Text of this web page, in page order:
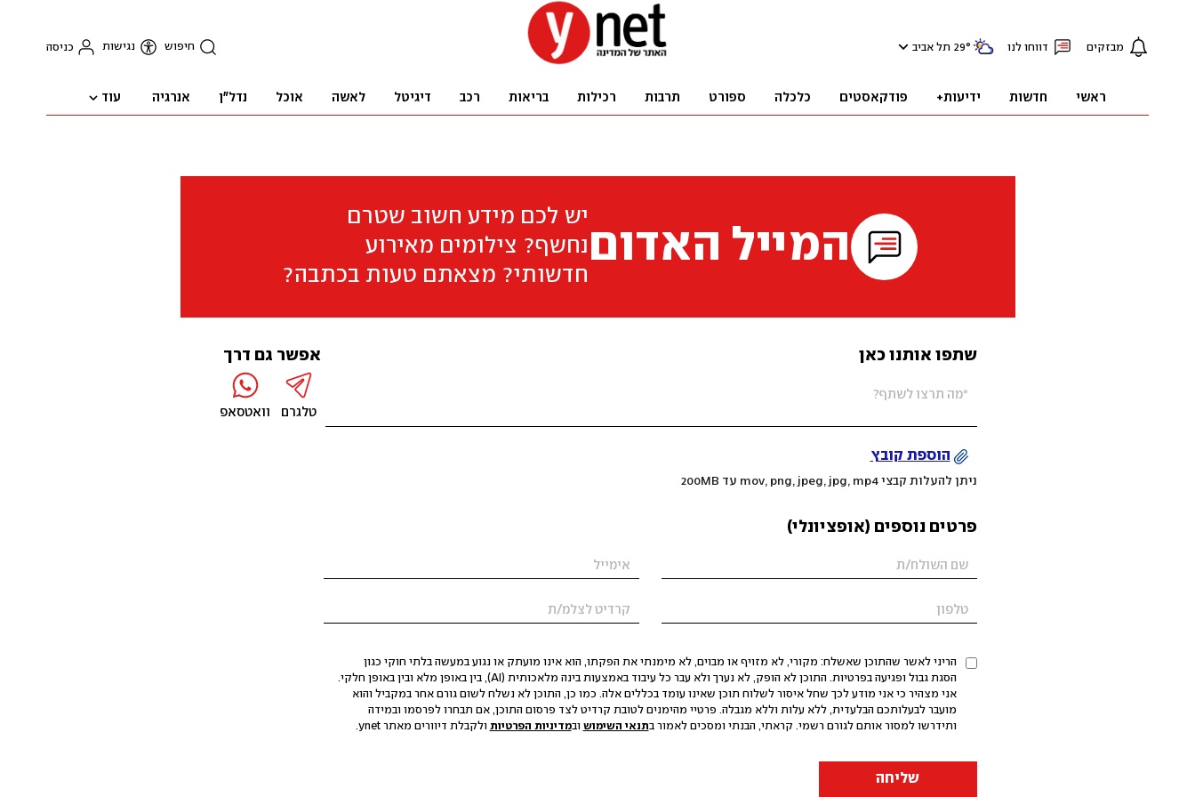
מבזקים דווחו לנו 29° תל אביב חיפוש נגישות כניסה
ראשי חדשות ידיעות+ פודקאסטים כלכלה ספורט תרבות רכילות בריאות רכב דיגיטל לאשה אוכל נדל"ן אנרגיה עוד
המייל האדום
יש לכם מידע חשוב שטרם
נחשף? צילומים מאירוע
חדשותי? מצאתם טעות בכתבה?
שתפו אותנו כאן
הוספת קובץ
ניתן להעלות קבצי mov, png, jpeg, jpg, mp4 עד 200MB
פרטים נוספים (אופציונלי)
הריני לאשר שהתוכן שאשלח: מקורי, לא מזויף או מבוים, לא מימנתי את הפקתו, הוא אינו מועתק או נגוע במעשה בלתי חוקי כגון
הסגת גבול ופגיעה בפרטיות. התוכן לא הופק, לא נערך ולא עבר כל עיבוד באמצעות בינה מלאכותית (AI), בין באופן מלא ובין באופן חלקי.
אני מצהיר כי אני מודע לכך שחל איסור לשלוח תוכן שאינו עומד בכללים אלה. כמו כן, התוכן לא נשלח לשום גורם אחר במקביל והוא
מועבר לבעלותכם הבלעדית, ללא עלות וללא מגבלה. פרטיי מהימנים לטובת קרדיט לצד פרסום התוכן, אם תבחרו לפרסמו ובמידה
ותידרשו למסור אותם לגורם רשמי. קראתי, הבנתי ומסכים לאמור בתנאי השימוש ובמדיניות הפרטיות ולקבלת דיוורים מאתר ynet.
שליחה
אפשר גם דרך
טלגרם וואטסאפ